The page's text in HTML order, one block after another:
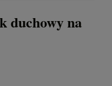
duchowy na